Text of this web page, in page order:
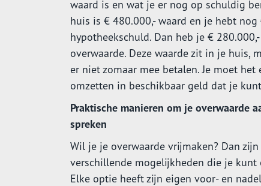
waard is en wat je er nog op schuldig
huis is € 480.000,- waard en je hebt nog
hypotheekschuld. Dan heb je € 280.000,-
overwaarde. Deze waarde zit in je huis,
er niet zomaar mee betalen. Je moet het
omzetten in beschikbaar geld dat je
Praktische manieren om je overwaarde
spreken
Wil je je overwaarde vrijmaken? Dan zijn
verschillende mogelijkheden die je kunt
Elke optie heeft zijn eigen voor- en